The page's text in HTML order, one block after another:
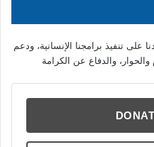
على تنفيذ برامجنا الإنسانية، ودعم
والحوار، والدفاع عن الكرامة